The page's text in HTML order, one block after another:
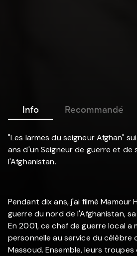
Info Recommandé
"Les larmes du seigneur Afghan"
ans d'un Seigneur de guerre et de
l'Afghanistan.
Pendant dix ans, j'ai filmé Mamour
guerre du nord de l'Afghanistan,
En 2001, ce chef de guerre local a
personnelle au service du célèbre
Massoud. Ensemble, leurs